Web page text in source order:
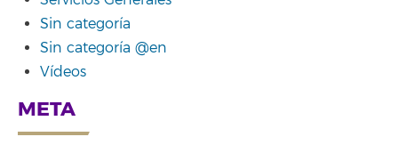
Sin categoría
Sin categoría @en
Vídeos
META